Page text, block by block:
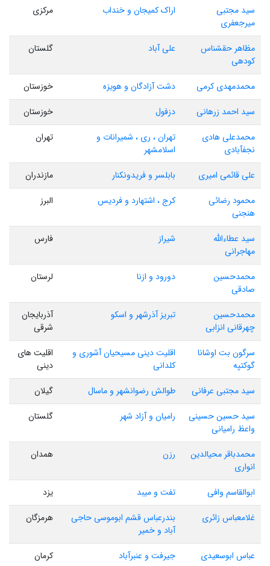
سید مجتبی
میرجعفری
اراک کمیجان و خنداب مرکزی
مظاهر حقشناس
کودهی
علی آباد گلستان
محمدمهدی کرمی دشت آزادگان و هویزه
خوزستان
سید احمد زرهانی
دزفول
خوزستان
محمدعلی هادی
نجفآبادی
تهران ، ری ، شمیرانات و
اسلامشهر
تهران
علی قائمی امیری بابلسر و فریدونکنار
مازندران
محمود رضائی
هنجنی
کرج ، اشتهارد و فردیس البرز
سید عطاءالله
مهاجرانی
شیراز فارس
محمدحسین
صادقی
دورود و ازنا لرستان
محمدحسین
چهرقانی انزابی
تبریز آذرشهر و اسکو
آذربایجان
شرقی
سرگون بت اوشانا
گوکتپه
اقلیت دینی مسیحیان آشوری و
کلدانی
اقلیت های
دینی
سید مجتبی عرفانی
طوالش رضوانشهر و ماسال
گیلان
سید حسین حسینی
واعظ رامیانی
رامیان و آزاد شهر گلستان
محمدباقر محیالدین
انواری
رزن همدان
ابوالقاسم وافی تفت و میبد
یزد
غلامعباس زائری
بندرعباس قشم ابوموسی حاجی
آباد و خمیر
هرمزگان
عباس ابوسعیدی
جیرفت و عنبرآباد کرمان